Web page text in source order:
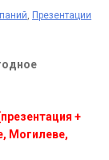
, Презентации
+
Могилеве,